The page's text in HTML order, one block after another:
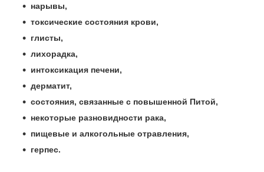
нарывы,
токсические состояния крови,
глисты,
лихорадка,
интоксикация печени,
дерматит,
состояния, связанные с повышенной Питой,
некоторые разновидности рака,
пищевые и алкогольные отравления,
герпес.